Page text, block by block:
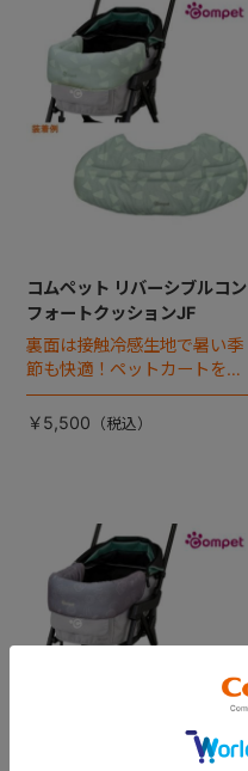
コムペット リバーシブルコン
フォートクッションJF
裏面は接触冷感生地で暑い季
節も快適！ペットカートをお
しゃれに・かわいく・かっこ
よく！
￥5,500